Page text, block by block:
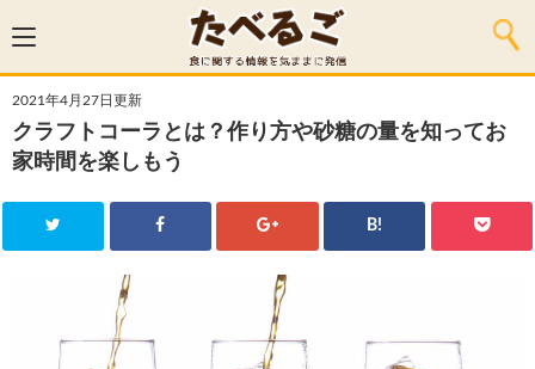
2021年4月27日更新
クラフトコーラとは？作り方や砂糖の量を知ってお
家時間を楽しもう
B!